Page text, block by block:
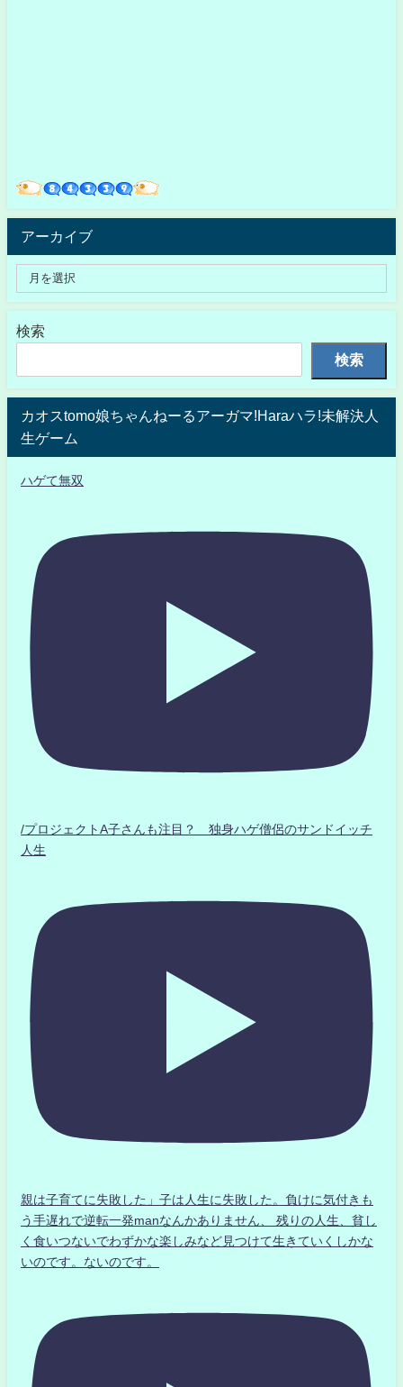
アーカイブ
検索
検索
カオスtomo娘ちゃんねーるアーガマ!Haraハラ!未解決人
生ゲーム
ハゲて無双
/プロジェクトA子さんも注目？ 独身ハゲ僧侶のサンドイッチ
人生
親は子育てに失敗した」子は人生に失敗した。負けに気付きも
う手遅れで逆転一発manなんかありません、 残りの人生、貧し
く食いつないでわずかな楽しみなど見つけて生きていくしかな
いのです。ないのです。